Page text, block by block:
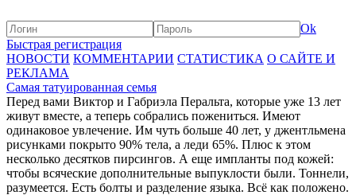
Ok
Быстрая регистрация
НОВОСТИ КОММЕНТАРИИ СТАТИСТИКА О САЙТЕ И
РЕКЛАМА
Самая татуированная семья
Перед вами Виктор и Габриэла Перальта, которые уже 13 лет
живут вместе, а теперь собрались пожениться. Имеют
одинаковое увлечение. Им чуть больше 40 лет, у джентльмена
рисунками покрыто 90% тела, а леди 65%. Плюс к этом
несколько десятков пирсингов. А еще импланты под кожей:
чтобы всяческие дополнительные выпуклости были. Тоннели,
разумеется. Есть болты и разделение языка. Всё как положено.